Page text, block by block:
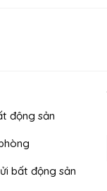
động sản
bất động sản